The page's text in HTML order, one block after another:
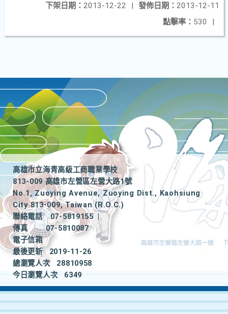
發佈日期： 2013-12-11
下架日期： 2013-12-22
|
點擊率： 530 |
高雄市立海青高級工商職業學校
813-009 高雄市左營區左營大路1號
No.1, Zuoying Avenue, Zuoying Dist., Kaohsiung
City 813-009, Taiwan (R.O.C.)
聯絡電話
07-5819155
|
傳真
07-5810087
電子信箱
最後更新
2019-11-26
總瀏覽人次
28810958
今日瀏覽人次
6349